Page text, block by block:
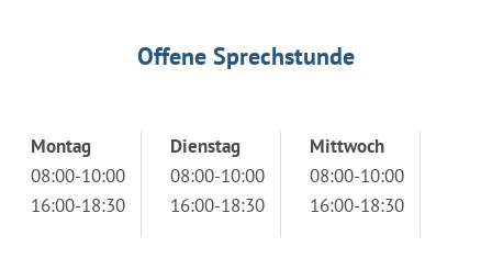
Offene Sprechstunde
Montag
08:00-10:00
16:00-18:30
Dienstag
08:00-10:00
16:00-18:30
Mittwoch
08:00-10:00
16:00-18:30